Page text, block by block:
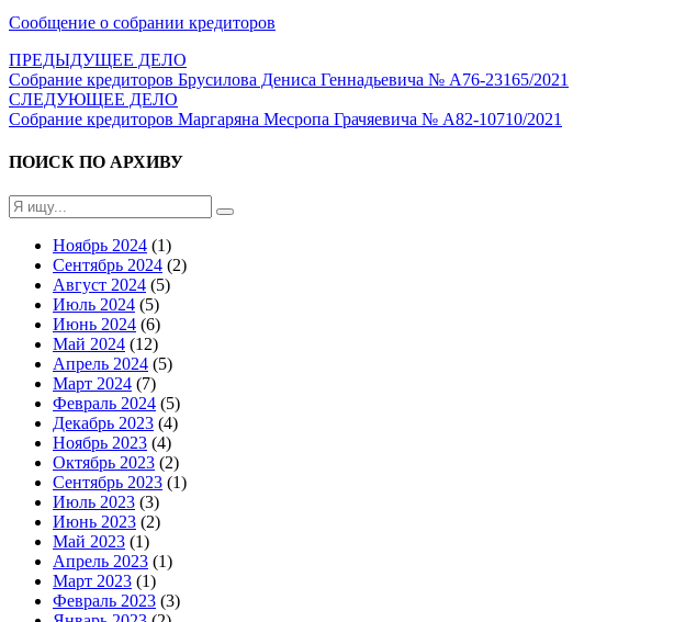
Сообщение о собрании кредиторов
ПРЕДЫДУЩЕЕ ДЕЛО
Собрание кредиторов Брусилова Дениса Геннадьевича № А76-23165/2021
СЛЕДУЮЩЕЕ ДЕЛО
Собрание кредиторов Маргаряна Месропа Грачяевича № А82-10710/2021
ПОИСК ПО АРХИВУ
Ноябрь 2024 (1)
Сентябрь 2024 (2)
Август 2024 (5)
Июль 2024 (5)
Июнь 2024 (6)
Май 2024 (12)
Апрель 2024 (5)
Март 2024 (7)
Февраль 2024 (5)
Декабрь 2023 (4)
Ноябрь 2023 (4)
Октябрь 2023 (2)
Сентябрь 2023 (1)
Июль 2023 (3)
Июнь 2023 (2)
Май 2023 (1)
Апрель 2023 (1)
Март 2023 (1)
Февраль 2023 (3)